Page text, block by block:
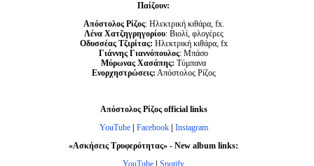
Παίζουν:
Απόστολος Ρίζος: Ηλεκτρική κιθάρα, fx.
Λένα Χατζηγρηγορίου: Βιολί, φλογέρες
Οδυσσέας Τζιρίτας: Ηλεκτρική κιθάρα, fx
Γιάννης Γιαννόπουλος: Μπάσο
Μύρωνας Χασάπης: Τύμπανα
Ενορχηστρώσεις: Απόστολος Ρίζος
Απόστολος Ρίζοςofficial links
YouTube
Facebook
Instagram
«Ασκήσεις Τρυφερότητας» - New album links: